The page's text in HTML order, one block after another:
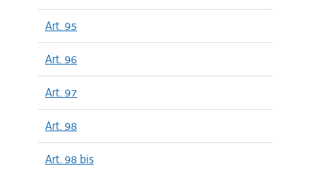
Art. 95
Art. 96
Art. 97
Art. 98
Art. 98 bis